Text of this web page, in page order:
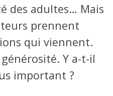
des adultes… Mais
prennent
qui viennent.
Y a-t-il
important ?